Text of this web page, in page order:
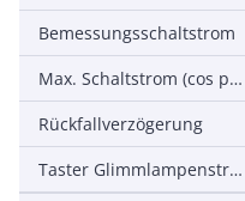
Bemessungsschaltstrom
Max. Schaltstrom (cos phi = 0,6)
Rückfallverzögerung
Taster Glimmlampenstrom